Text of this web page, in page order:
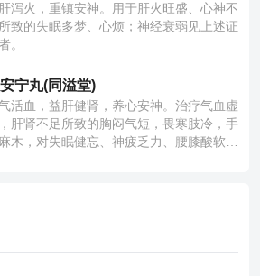
泻火，重镇安神。用于肝火旺盛、心神不
致的失眠多梦、心烦；神经衰弱见上述证
。
宁丸(同溢堂)
活血，益肝健肾，养心安神。治疗气血虚
肝肾不足所致的胸闷气短，畏寒肢冷，手
木，对失眠健忘、神疲乏力、腰膝酸软也